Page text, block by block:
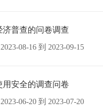
济普查的问卷调查
2023-08-16 到 2023-09-15
用安全的调查问卷
2023-06-20 到 2023-07-20